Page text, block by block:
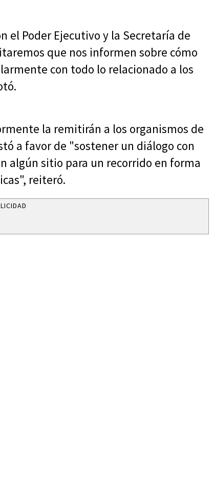
el Poder Ejecutivo y la Secretaría de
que nos informen sobre cómo
con todo lo relacionado a los
la remitirán a los organismos de
a favor de "sostener un diálogo con
algún sitio para un recorrido en forma
reiteró.